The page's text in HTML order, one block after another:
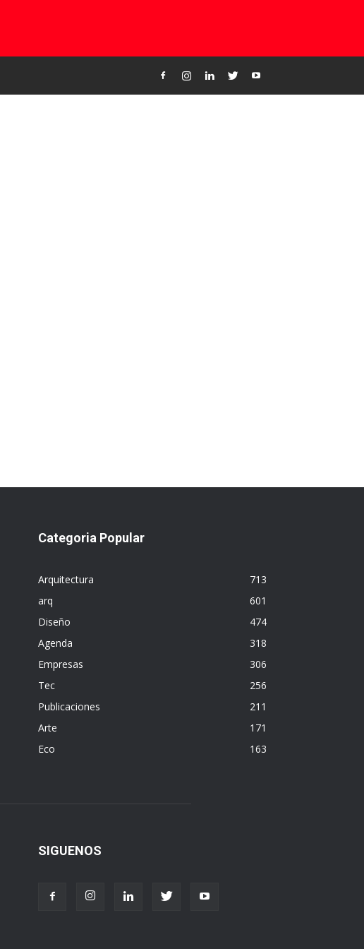
Categoria Popular
Arquitectura
713
arq
601
Diseño
474
Agenda
318
Empresas
306
Tec
256
Publicaciones
211
Arte
171
Eco
163
SIGUENOS